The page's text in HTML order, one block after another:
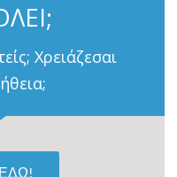
Χρειάζεσαι